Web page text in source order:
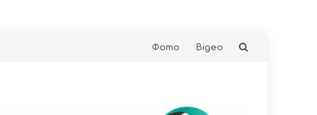
Skip
Фото Відео